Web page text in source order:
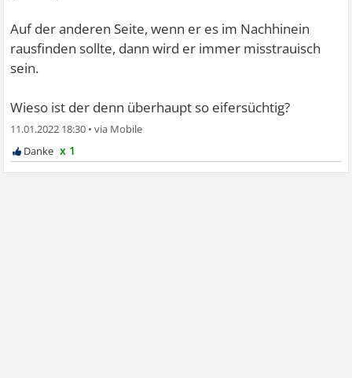
Auf der anderen Seite, wenn er es im Nachhinein
rausfinden sollte, dann wird er immer misstrauisch
sein.
Wieso ist der denn überhaupt so eifersüchtig?
11.01.2022 18:30 •
x 1